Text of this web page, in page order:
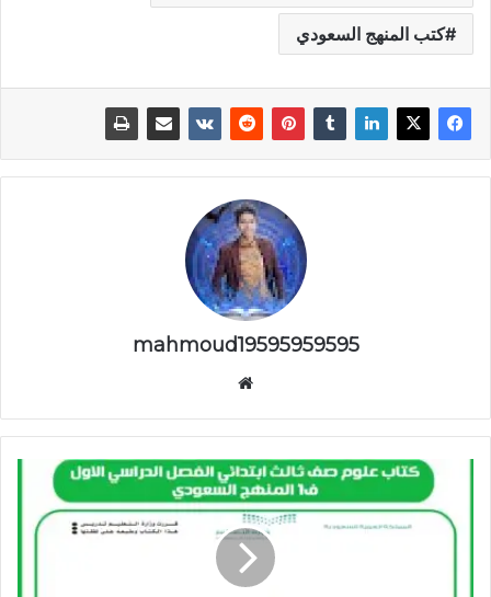
كتب المنهج السعودي
mahmoud19595959595